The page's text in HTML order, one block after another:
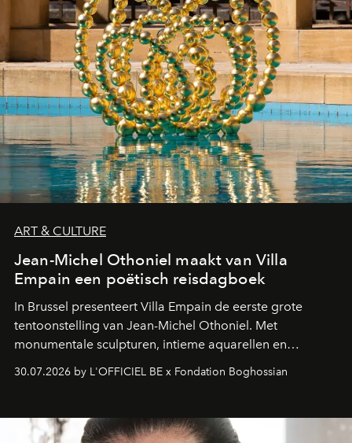
ART & CULTURE
Jean-Michel Othoniel maakt van Villa
Empain een poëtisch reisdagboek
In Brussel presenteert Villa Empain de eerste grote
tentoonstelling van Jean-Michel Othoniel. Met
monumentale sculpturen, intieme aquarellen en
fonkelend Murano-glas creëert de Franse kunstenaar
een emotionele reis waarin elk werk de herinnering
moment van verwondering.
30.07.2026 by L'OFFICIEL BE x Fondation Boghossian